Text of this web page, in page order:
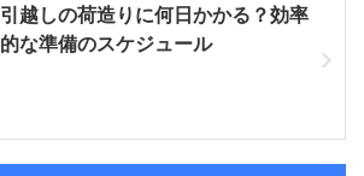
引越しの荷造りに何日かかる？効率
的な準備のスケジュール